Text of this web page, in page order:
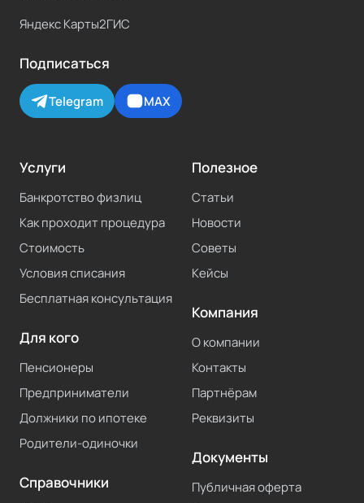
Яндекс Карты2ГИС
Подписаться
Telegram MAX
Услуги
Банкротство физлиц
Как проходит процедура
Стоимость
Условия списания
Бесплатная консультация
Для кого
Пенсионеры
Предприниматели
Должники по ипотеке
Родители-одиночки
Справочники
Полезное
Статьи
Новости
Советы
Кейсы
Компания
О компании
Контакты
Партнёрам
Реквизиты
Документы
Публичная оферта